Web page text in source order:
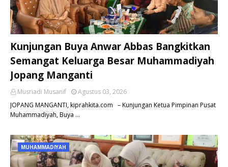
Kunjungan Buya Anwar Abbas Bangkitkan
Semangat Keluarga Besar Muhammadiyah
Jopang Manganti
Musriadi Musanif
Agustus 03, 2026
JOPANG MANGANTI, kiprahkita.com – Kunjungan Ketua Pimpinan Pusat
Muhammadiyah, Buya …
MUHAMMADIYAH